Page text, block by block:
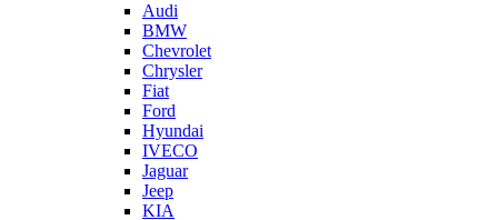
Audi
BMW
Chevrolet
Chrysler
Fiat
Ford
Hyundai
IVECO
Jaguar
Jeep
KIA